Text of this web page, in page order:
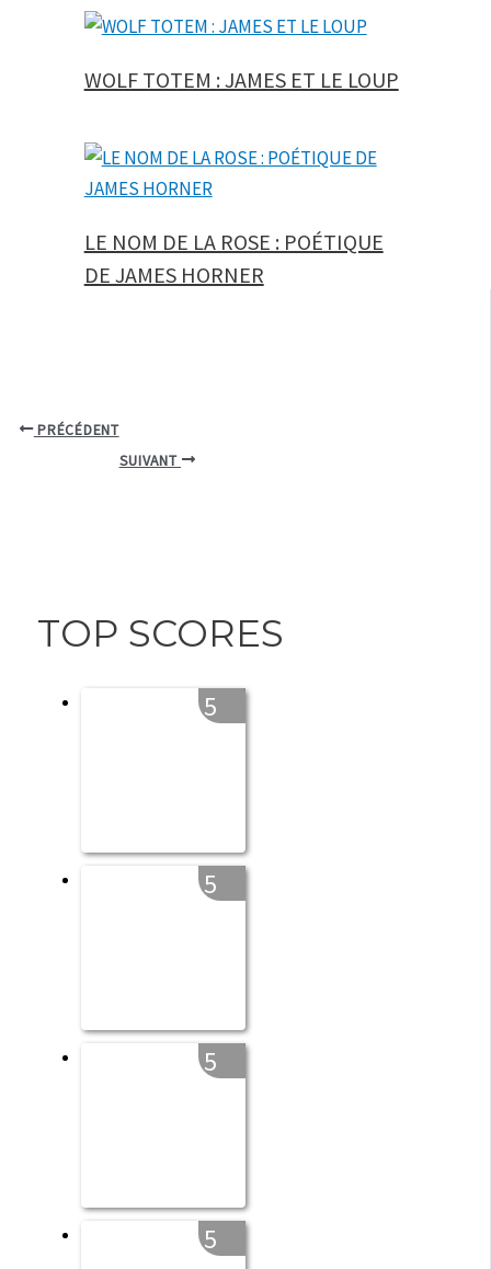
WOLF TOTEM : JAMES ET LE LOUP
LE NOM DE LA ROSE : POÉTIQUE
DE JAMES HORNER
PRÉCÉDENT
SUIVANT
TOP SCORES
5
5
5
5